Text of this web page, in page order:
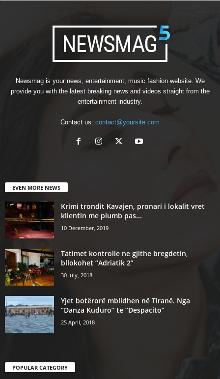
Newsmag is your news, entertainment, music fashion website. We
provide you with the latest breaking news and videos straight from the
entertainment industry.
Contact us: contact@yoursite.com
EVEN MORE NEWS
Krimi trondit Kavajen, pronari i lokalit vret
klientin me plumb pas...
10 December, 2019
Tatimet kontrolle ne gjithe bregdetin,
bllokohet “Adriatik 2”
30 July, 2018
Yjet botërorë mblidhen në Tiranë. Nga
“Danza Kuduro” te “Despacito”
25 April, 2018
POPULAR CATEGORY